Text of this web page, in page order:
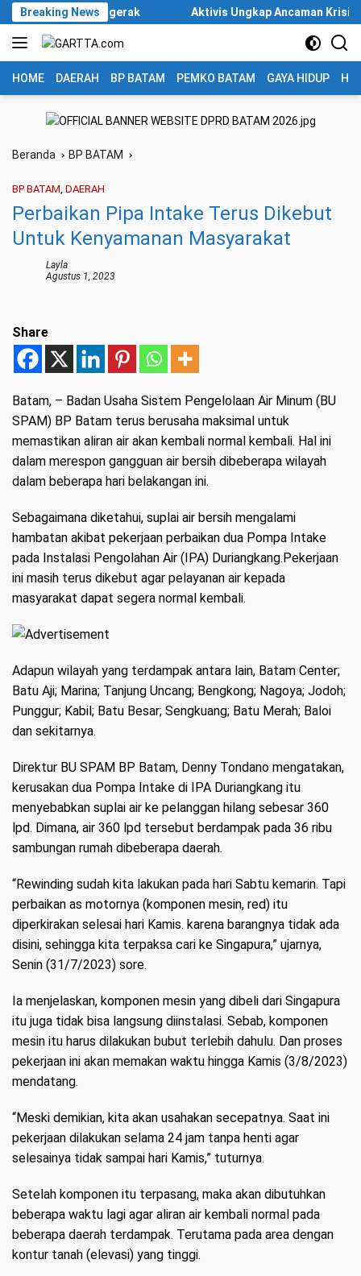
Langsung
ke
konten
Breaking News
Mesin Penggerak Aktivis Ungkap Ancaman Krisis Air di
HOME DAERAH BP BATAM PEMKO BATAM GAYA HIDUP
Beranda BP BATAM
BP BATAM, DAERAH
Perbaikan Pipa Intake Terus Dikebut
Untuk Kenyamanan Masyarakat
Layla
Agustus 1, 2023
Share
Batam, – Badan Usaha Sistem Pengelolaan Air Minum (BU
SPAM) BP Batam terus berusaha maksimal untuk
memastikan aliran air akan kembali normal kembali. Hal ini
dalam merespon gangguan air bersih dibeberapa wilayah
dalam beberapa hari belakangan ini.
Sebagaimana diketahui, suplai air bersih mengalami
hambatan akibat pekerjaan perbaikan dua Pompa Intake
pada Instalasi Pengolahan Air (IPA) Duriangkang.Pekerjaan
ini masih terus dikebut agar pelayanan air kepada
masyarakat dapat segera normal kembali.
Adapun wilayah yang terdampak antara lain, Batam Center;
Batu Aji; Marina; Tanjung Uncang; Bengkong; Nagoya; Jodoh;
Punggur; Kabil; Batu Besar; Sengkuang; Batu Merah; Baloi
dan sekitarnya.
Direktur BU SPAM BP Batam, Denny Tondano mengatakan,
kerusakan dua Pompa Intake di IPA Duriangkang itu
menyebabkan suplai air ke pelanggan hilang sebesar 360
lpd. Dimana, air 360 lpd tersebut berdampak pada 36 ribu
sambungan rumah dibeberapa daerah.
“Rewinding sudah kita lakukan pada hari Sabtu kemarin. Tapi
perbaikan as motornya (komponen mesin, red) itu
diperkirakan selesai hari Kamis. karena barangnya tidak ada
disini, sehingga kita terpaksa cari ke Singapura,” ujarnya,
Senin (31/7/2023) sore.
Ia menjelaskan, komponen mesin yang dibeli dari Singapura
itu juga tidak bisa langsung diinstalasi. Sebab, komponen
mesin itu harus dilakukan bubut terlebih dahulu. Dan proses
pekerjaan ini akan memakan waktu hingga Kamis (3/8/2023)
mendatang.
“Meski demikian, kita akan usahakan secepatnya. Saat ini
pekerjaan dilakukan selama 24 jam tanpa henti agar
selesainya tidak sampai hari Kamis,” tuturnya.
Setelah komponen itu terpasang, maka akan dibutuhkan
beberapa waktu lagi agar aliran air kembali normal pada
beberapa daerah terdampak. Terutama pada area dengan
kontur tanah (elevasi) yang tinggi.